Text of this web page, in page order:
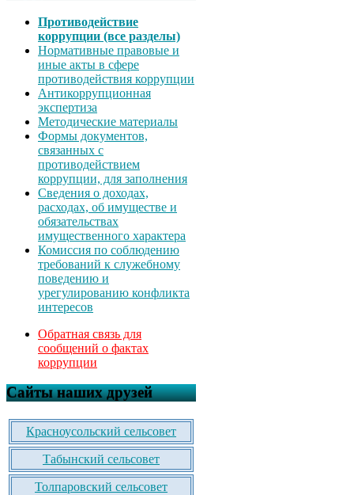
Противодействие
коррупции (все разделы)
Нормативные правовые и
иные акты в сфере
противодействия коррупции
Антикоррупционная
экспертиза
Методические материалы
Формы документов,
связанных с
противодействием
коррупции, для заполнения
Сведения о доходах,
расходах, об имуществе и
обязательствах
имущественного характера
Комиссия по соблюдению
требований к служебному
поведению и
урегулированию конфликта
интересов
Обратная связь для
сообщений о фактах
коррупции
Сайты наших друзей
Красноусольский сельсовет
Табынский сельсовет
Толпаровский сельсовет